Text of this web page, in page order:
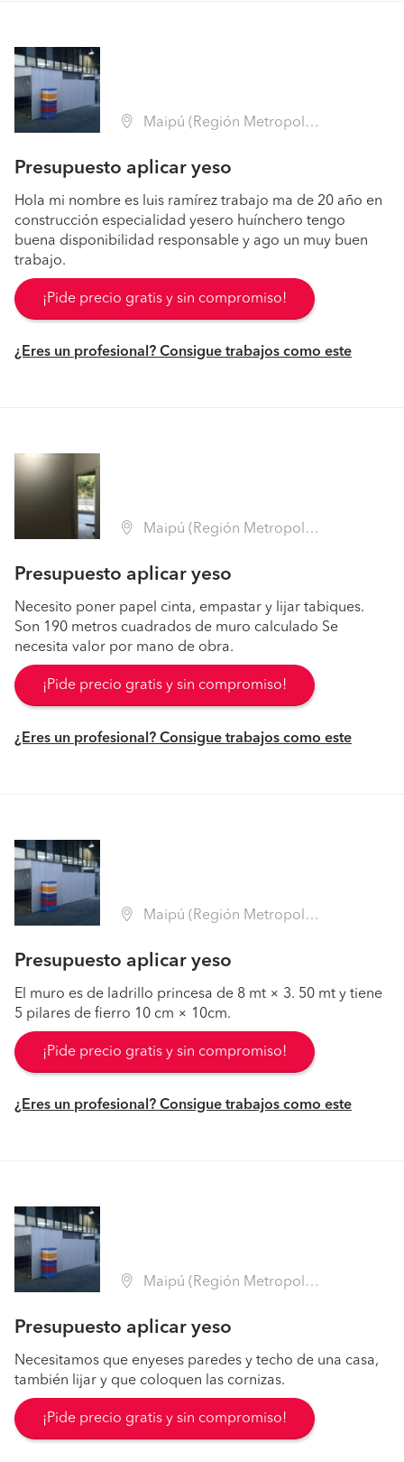
Maipú (Región Metropolitana - Santiago)
Presupuesto aplicar yeso
Hola mi nombre es luis ramírez trabajo ma de 20 año en
construcción especialidad yesero huínchero tengo
buena disponibilidad responsable y ago un muy buen
trabajo.
¡Pide precio gratis y sin compromiso!
¿Eres un profesional? Consigue trabajos como este
Maipú (Región Metropolitana - Santiago)
Presupuesto aplicar yeso
Necesito poner papel cinta, empastar y lijar tabiques.
Son 190 metros cuadrados de muro calculado Se
necesita valor por mano de obra.
¡Pide precio gratis y sin compromiso!
¿Eres un profesional? Consigue trabajos como este
Maipú (Región Metropolitana - Santiago)
Presupuesto aplicar yeso
El muro es de ladrillo princesa de 8 mt × 3. 50 mt y tiene
5 pilares de fierro 10 cm × 10cm.
¡Pide precio gratis y sin compromiso!
¿Eres un profesional? Consigue trabajos como este
Maipú (Región Metropolitana - Santiago)
Presupuesto aplicar yeso
Necesitamos que enyeses paredes y techo de una casa,
también lijar y que coloquen las cornizas.
¡Pide precio gratis y sin compromiso!